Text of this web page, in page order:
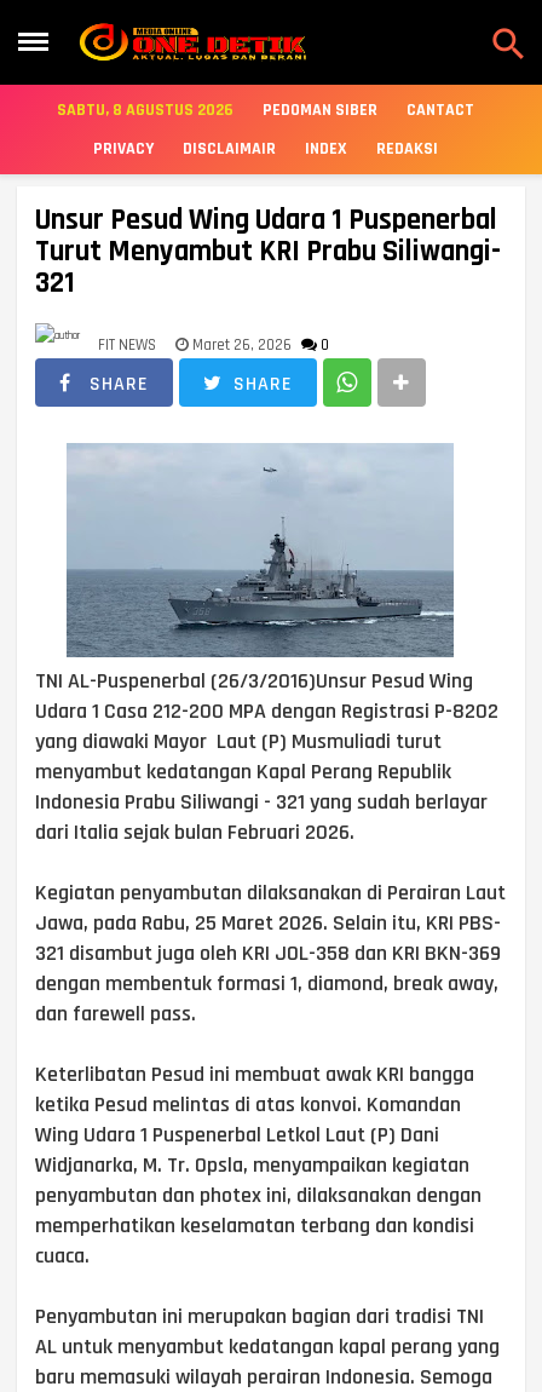

SABTU, 8 AGUSTUS 2026 PEDOMAN SIBER
CANTACT
PRIVACY
DISCLAIMAIR INDEX REDAKSI
Unsur Pesud Wing Udara 1 Puspenerbal
Turut Menyambut KRI Prabu Siliwangi-
321
FIT NEWS Maret 26, 2026 0
SHARE SHARE
TNI AL-Puspenerbal (26/3/2016)Unsur Pesud Wing
Udara 1 Casa 212-200 MPA dengan Registrasi P-8202
yang diawaki Mayor Laut (P) Musmuliadi turut
menyambut kedatangan Kapal Perang Republik
Indonesia Prabu Siliwangi - 321 yang sudah berlayar
dari Italia sejak bulan Februari 2026.
Kegiatan penyambutan dilaksanakan di Perairan Laut
Jawa, pada Rabu, 25 Maret 2026. Selain itu, KRI PBS-
321 disambut juga oleh KRI JOL-358 dan KRI BKN-369
dengan membentuk formasi 1, diamond, break away,
dan farewell pass.
Keterlibatan Pesud ini membuat awak KRI bangga
ketika Pesud melintas di atas konvoi. Komandan
Wing Udara 1 Puspenerbal Letkol Laut (P) Dani
Widjanarka, M. Tr. Opsla, menyampaikan kegiatan
penyambutan dan photex ini, dilaksanakan dengan
memperhatikan keselamatan terbang dan kondisi
cuaca.
Penyambutan ini merupakan bagian dari tradisi TNI
AL untuk menyambut kedatangan kapal perang yang
baru memasuki wilayah perairan Indonesia. Semoga